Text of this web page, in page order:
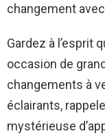
changement
Gardez à l’esprit
occasion de
changements à
éclairants,
mystérieuse